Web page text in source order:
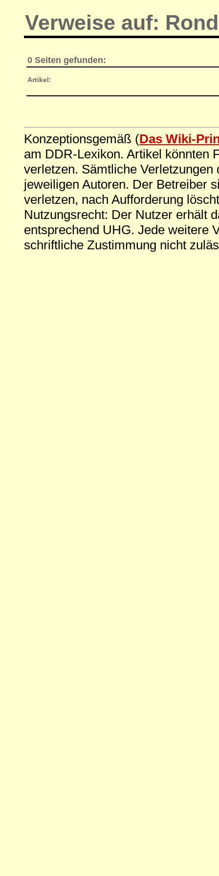
Verweise auf:
0 Seiten gefunden:
Artikel:
Konzeptionsgemäß (Das Wiki-
am DDR-Lexikon. Artikel könnten
verletzen. Sämtliche
jeweiligen Autoren. Der Betreiber
verletzen, nach Aufforderung
Nutzungsrecht: Der Nutzer erhält
entsprechend UHG. Jede weitere
schriftliche Zustimmung nicht